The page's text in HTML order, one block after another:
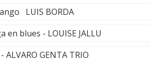
LUIS BORDA
en blues - LOUISE JALLU
ALVARO GENTA TRIO